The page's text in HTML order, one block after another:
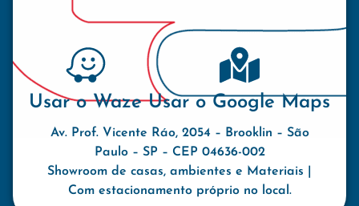
Usar o Waze Usar o Google Maps
Av. Prof. Vicente Ráo, 2054 – Brooklin – São
Paulo – SP – CEP 04636-002
Showroom de casas, ambientes e Materiais |
Com estacionamento próprio no local.